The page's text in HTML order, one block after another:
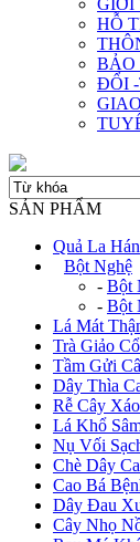
GIỚI
HỖ
BẢO
ĐỔI
SẢN PHẨM
Quả La Hán
Bột Nghệ
- Bột
- Bột
Lá Mát
Trà Giảo
Tầm Gửi
Dây Thìa
Rễ Cây
Lá Khổ
Nụ Vối
Chè Dây
Cao Bá
Dây Đau
Cây Nhọ